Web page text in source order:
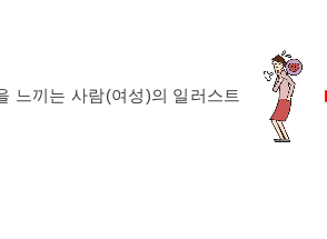
느끼는 사람(여성)의 일러스트